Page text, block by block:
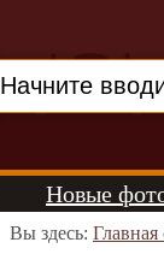
Новые
Вы здесь: Главная